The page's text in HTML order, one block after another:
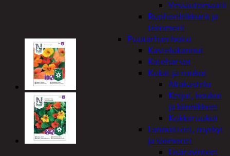
Vesiautomaatit
Ruohonleikkurit ja
trimmerit
Puutarhan hoito
Kastelukannut
Kateharsot
Kukat ja ruukut
Altakastelu
Ketjut, koukut
ja kiinnikkeet
Kukkaruukut
Lannoitteet, myrkyt
ja siemenet
Lisäravinteet